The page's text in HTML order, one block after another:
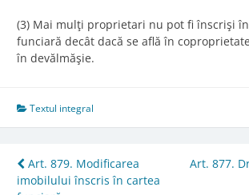
(3) Mai mulţi proprietari nu pot fi înscrişi
funciară decât dacă se află în
în devălmăşie.
Textul integral
Post
Art. 879. Modificarea
imobilului înscris în cartea
Art. 877.